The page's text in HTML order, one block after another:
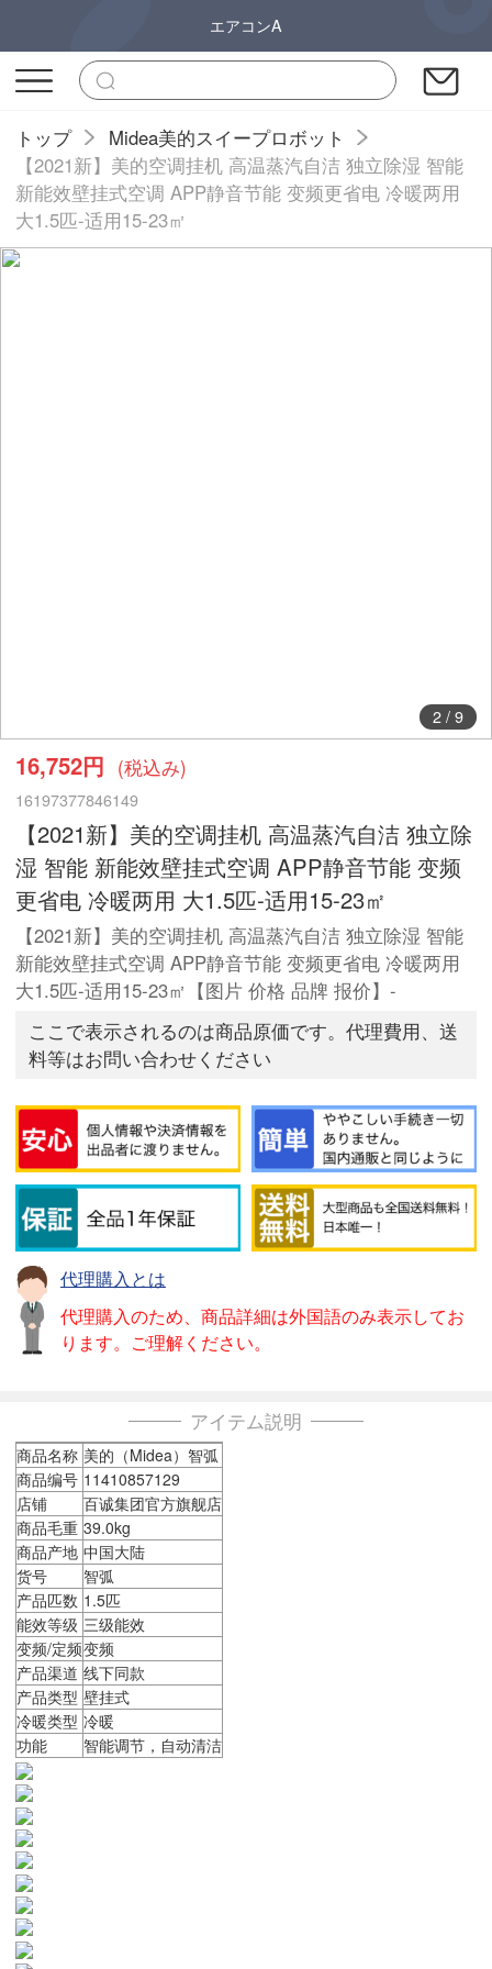
エアコンA
トップ
Midea美的スイープロボット
【2021新】美的空调挂机 高温蒸汽自洁 独立除湿 智能
新能效壁挂式空调 APP静音节能 变频更省电 冷暖两用
大1.5匹-适用15-23㎡
2/ 9
16,752円 (税込み)
16197377846149
【2021新】美的空调挂机 高温蒸汽自洁 独立除
湿 智能 新能效壁挂式空调 APP静音节能 变频
更省电 冷暖两用 大1.5匹-适用15-23㎡
【2021新】美的空调挂机 高温蒸汽自洁 独立除湿 智能
新能效壁挂式空调 APP静音节能 变频更省电 冷暖两用
大1.5匹-适用15-23㎡【图片 价格 品牌 报价】-
ここで表示されるのは商品原価です。代理費用、送
料等はお問い合わせください
代理購入とは
代理購入のため、商品詳細は外国語のみ表示してお
ります。ご理解ください。
アイテム説明
商品名称 美的（Midea）智弧
商品编号 11410857129
店铺
百诚集团官方旗舰店
商品毛重 39.0kg
商品产地 中国大陆
货号
智弧
产品匹数 1.5匹
能效等级 三级能效
变频/定频变频
产品渠道 线下同款
产品类型 壁挂式
冷暖类型 冷暖
功能
智能调节，自动清洁